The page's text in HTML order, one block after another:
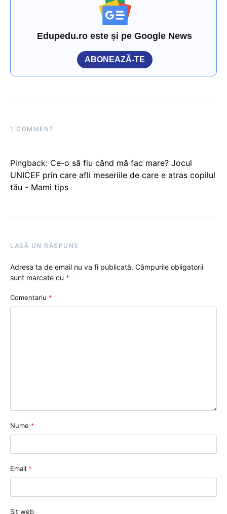
Edupedu.ro este și pe Google News
ABONEAZĂ-TE
1 COMMENT
Pingback: Ce-o să fiu când mă fac mare? Jocul
UNICEF prin care afli meseriile de care e atras copilul
tău - Mami tips
LASĂ UN RĂSPUNS
Adresa ta de email nu va fi publicată. Câmpurile obligatorii
sunt marcate cu *
Comentariu *
Nume *
Email *
Sit web